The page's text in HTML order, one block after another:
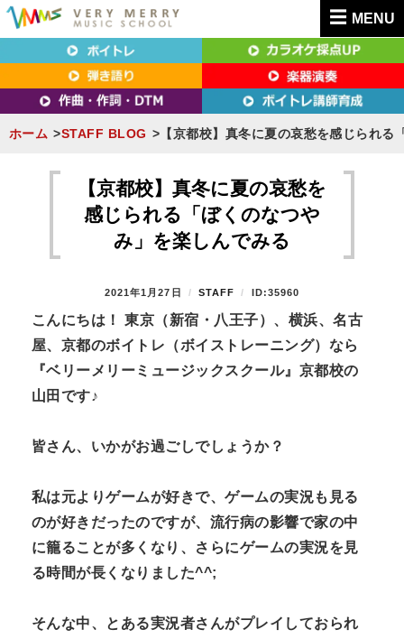
MENU
東京（新宿・八王子）・横浜・名古屋・京都で
「本気」になれるボイトレ教室｜VERY MERRY
MUSIC SCHOOL（ベリーメリー）
東京（新宿・八王子）・横浜・名古屋・京都で「本気」になれるボイトレ教室｜
VERY MERRY MUSIC SCHOOL（ベリーメリー）
ホーム STAFF BLOG 【京都校】真冬に夏の哀愁を感じられ
【京都校】真冬に夏の哀愁を
感じられる「ぼくのなつや
み」を楽しんでみる
P
S
T
D
2021年1月27日
B
STAFF ID:35960
こんにちは！
東京（新宿・八王子）、横浜、名古
屋、京都のボイトレ（ボイストレーニング）なら
『ベリーメリーミュージックスクール』京都校の
山田です♪
皆さん、いかがお過ごしでしょうか？
私は元よりゲームが好きで、ゲームの実況も見る
のが好きだったのですが、流行病の影響で家の中
に籠ることが多くなり、さらにゲームの実況を見
る時間が長くなりました^^;
そんな中、とある実況者さんがプレイしておられ